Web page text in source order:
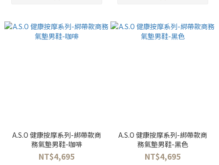
A.S.O 健康按摩系列-綁帶款商
務氣墊男鞋-咖啡
NT$4,695
A.S.O 健康按摩系列-綁帶款商
務氣墊男鞋-黑色
NT$4,695